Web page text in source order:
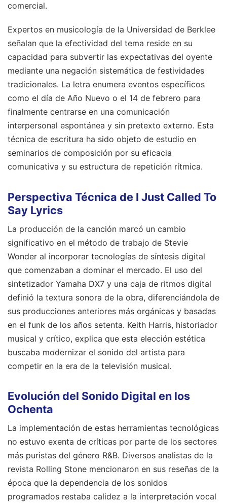
comercial.
Expertos en musicología de la Universidad de Berklee
señalan que la efectividad del tema reside en su
capacidad para subvertir las expectativas del oyente
mediante una negación sistemática de festividades
tradicionales. La letra enumera eventos específicos
como el día de Año Nuevo o el 14 de febrero para
finalmente centrarse en una comunicación
interpersonal espontánea y sin pretexto externo. Esta
técnica de escritura ha sido objeto de estudio en
seminarios de composición por su eficacia
comunicativa y su estructura de repetición rítmica.
Perspectiva Técnica de I Just Called To
Say Lyrics
La producción de la canción marcó un cambio
significativo en el método de trabajo de Stevie
Wonder al incorporar tecnologías de síntesis digital
que comenzaban a dominar el mercado. El uso del
sintetizador Yamaha DX7 y una caja de ritmos digital
definió la textura sonora de la obra, diferenciándola de
sus producciones anteriores más orgánicas y basadas
en el funk de los años setenta. Keith Harris, historiador
musical y crítico, explica que esta elección estética
buscaba modernizar el sonido del artista para
competir en la era de la televisión musical.
Evolución del Sonido Digital en los
Ochenta
La implementación de estas herramientas tecnológicas
no estuvo exenta de críticas por parte de los sectores
más puristas del género R&B. Diversos analistas de la
revista Rolling Stone mencionaron en sus reseñas de la
época que la dependencia de los sonidos
programados restaba calidez a la interpretación vocal